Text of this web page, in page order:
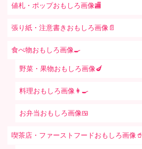
値札・ポップおもしろ画像🏬
張り紙・注意書きおもしろ画像📄
食べ物おもしろ画像🍳
野菜・果物おもしろ画像🍆
料理おもしろ画像👩‍🍳
お弁当おもしろ画像🍱
喫茶店・ファーストフードおもしろ画像🥤